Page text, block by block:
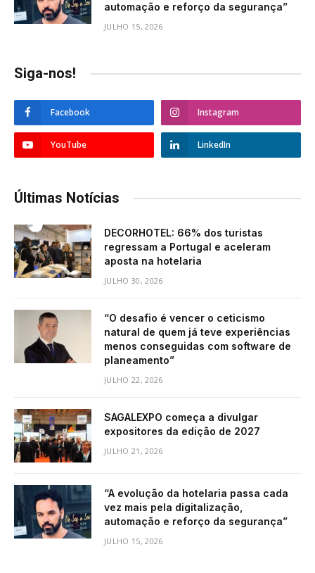
automação e reforço da segurança”
JULHO 15, 2026
Siga-nos!
Facebook Instagram
YouTube LinkedIn
Últimas Notícias
DECORHOTEL: 66% dos turistas
regressam a Portugal e aceleram
aposta na hotelaria
JULHO 30, 2026
“O desafio é vencer o ceticismo
natural de quem já teve experiências
menos conseguidas com software de
planeamento”
JULHO 22, 2026
SAGALEXPO começa a divulgar
expositores da edição de 2027
JULHO 21, 2026
“A evolução da hotelaria passa cada
vez mais pela digitalização,
automação e reforço da segurança”
JULHO 15, 2026